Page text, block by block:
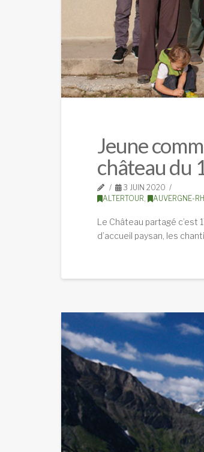
Jeune
château du
3 JUIN 2020
ALTERTOUR, AUVERGNE-
Le Château partagé c’est
d’accueil paysan, les